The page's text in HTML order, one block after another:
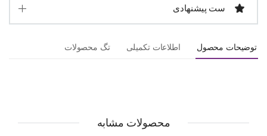
ست پیشنهادی
توضیحات محصول اطلاعات تکمیلی تگ محصولات
محصولات مشابه